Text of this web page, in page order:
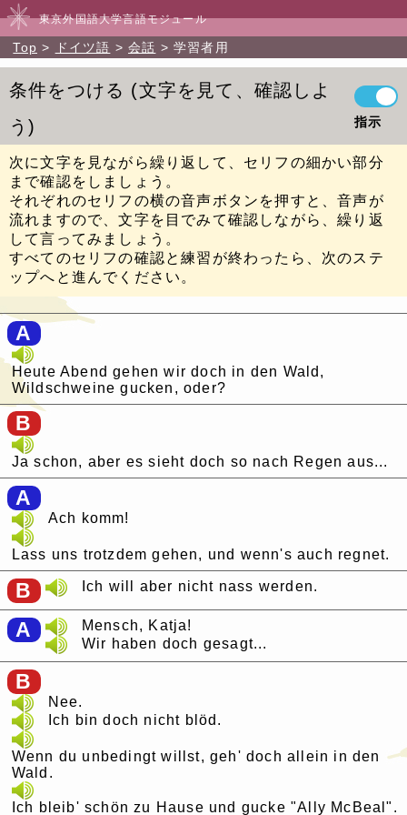
東京外国語大学言語モジュール
Top ドイツ語 会話 学習者用
条件をつける
文字を見て、確認しよ
う
指示
次に文字を見ながら繰り返して、セリフの細かい部分
まで確認をしましょう。
それぞれのセリフの横の音声ボタンを押すと、音声が
流れますので、文字を目でみて確認しながら、繰り返
して言ってみましょう。
すべてのセリフの確認と練習が終わったら、次のステ
ップへと進んでください。
A
Heute Abend gehen wir doch in den Wald,
Wildschweine gucken, oder?
B
Ja schon, aber es sieht doch so nach Regen aus...
A
Ach komm!
Lass uns trotzdem gehen, und wenn's auch regnet.
B Ich will aber nicht nass werden.
A
Mensch, Katja!
Wir haben doch gesagt...
B
Nee.
Ich bin doch nicht blöd.
Wenn du unbedingt willst, geh' doch allein in den
Wald.
Ich bleib' schön zu Hause und gucke "Ally McBeal".